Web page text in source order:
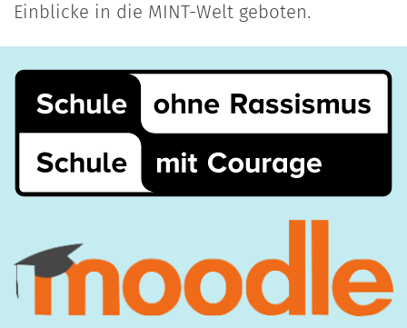
Einblicke in die MINT-Welt geboten.